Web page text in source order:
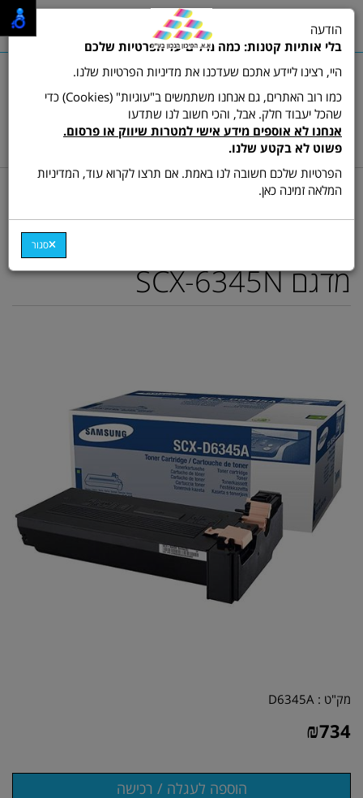
שרות לקוחות ותמיכה:03-9511473
hamikun4u@gmail.com
תפריט
דף בית מתכלים (טונרים ודיו) טונר ש/ל מקורי
טונר מקורי SCX-D6345A
למכשיר לייזר משולב סמסונג
מדגם SCX-6345N
מק"ט : D6345A
₪734
הודעה
בלי אותיות קטנות: כמה מילים על הפרטיות שלכם
היי, רצינו ליידע אתכם שעדכנו את מדיניות הפרטיות שלנו.
כמו רוב האתרים, גם אנחנו משתמשים ב"עוגיות" (Cookies) כדי
שהכל יעבוד חלק. אבל, והכי חשוב לנו שתדעו
אנחנו לא אוספים מידע אישי למטרות שיווק או פרסום.
פשוט לא בקטע שלנו.
הפרטיות שלכם חשובה לנו באמת. אם תרצו לקרוא עוד, המדיניות
המלאה זמינה כאן.
סגור